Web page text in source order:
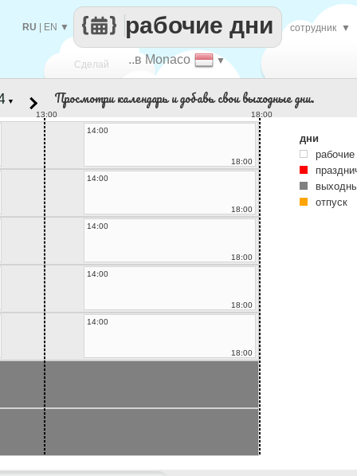
Сделай ..в Monaco ▼
рабочие дни
RU EN ▼ сотрудник ▼
▼ Просмотри календарь и добавь свои выходные дни.
13:00
18:00
14:00
18:00
14:00
18:00
14:00
18:00
14:00
18:00
14:00
18:00
дни
отпуск